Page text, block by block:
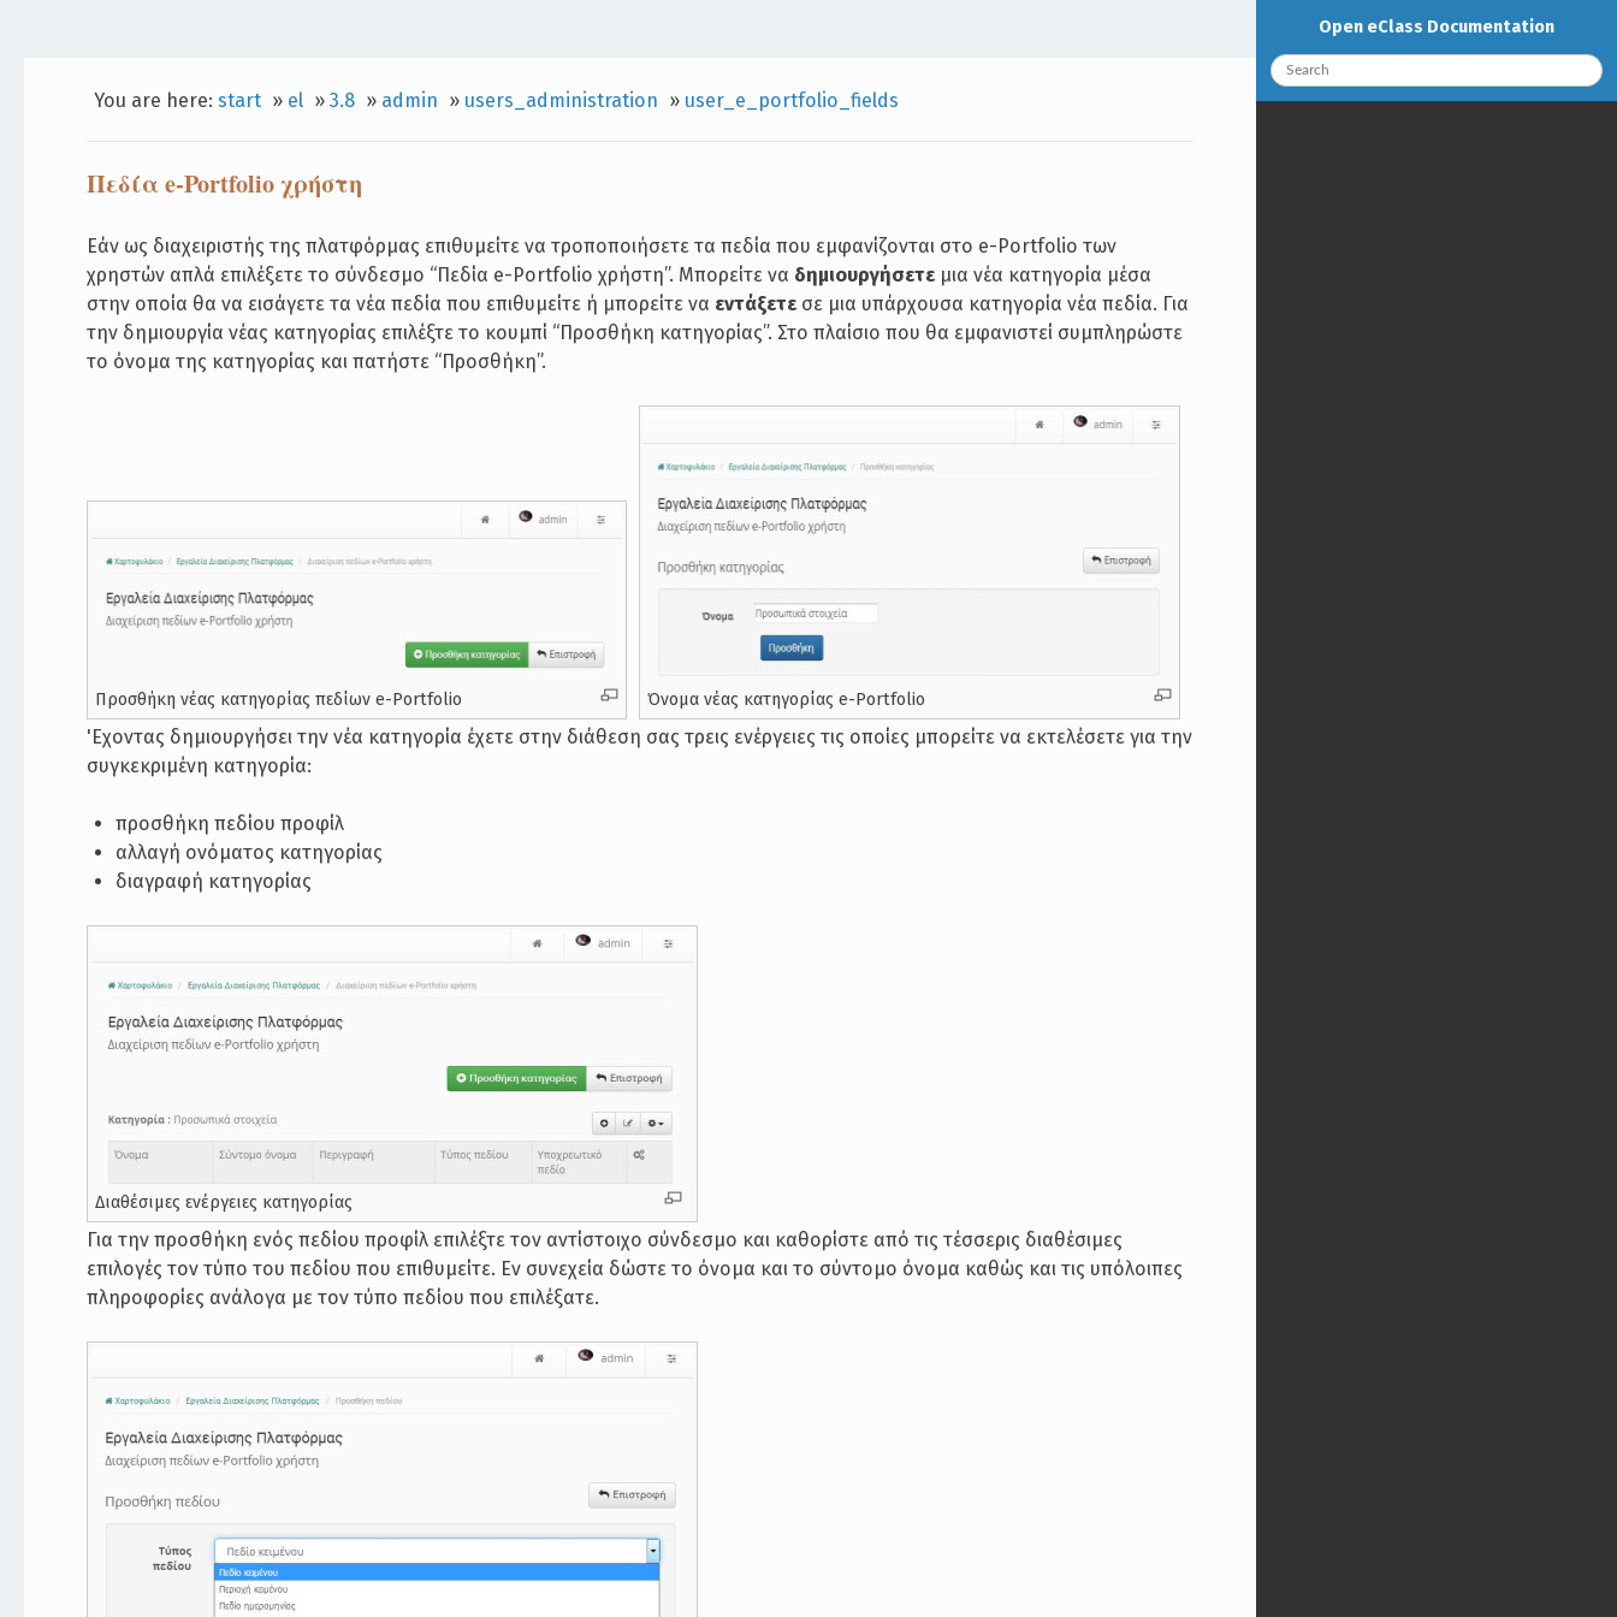
You are here: start » el » 3.8 » admin » users_administration » user_e_portfolio_fields
Πεδία e-Portfolio χρήστη
Εάν ως διαχειριστής της πλατφόρμας επιθυμείτε να τροποποιήσετε τα πεδία που εμφανίζονται στο e-Portfolio των
χρηστών απλά επιλέξετε το σύνδεσμο “Πεδία e-Portfolio χρήστη”. Μπορείτε να δημιουργήσετε μια νέα κατηγορία μέσα
στην οποία θα να εισάγετε τα νέα πεδία που επιθυμείτε ή μπορείτε να εντάξετε σε μια υπάρχουσα κατηγορία νέα πεδία. Για
την δημιουργία νέας κατηγορίας επιλέξτε το κουμπί “Προσθήκη κατηγορίας”. Στο πλαίσιο που θα εμφανιστεί συμπληρώστε
το όνομα της κατηγορίας και πατήστε “Προσθήκη”.
Προσθήκη νέας κατηγορίας πεδίων e-Portfolio Όνομα νέας κατηγορίας e-Portfolio
'Εχοντας δημιουργήσει την νέα κατηγορία έχετε στην διάθεση σας τρεις ενέργειες τις οποίες μπορείτε να εκτελέσετε για την
συγκεκριμένη κατηγορία:
προσθήκη πεδίου προφίλ
αλλαγή ονόματος κατηγορίας
διαγραφή κατηγορίας
Διαθέσιμες ενέργειες κατηγορίας
Για την προσθήκη ενός πεδίου προφίλ επιλέξτε τον αντίστοιχο σύνδεσμο και καθορίστε από τις τέσσερις διαθέσιμες
επιλογές τον τύπο του πεδίου που επιθυμείτε. Εν συνεχεία δώστε το όνομα και το σύντομο όνομα καθώς και τις υπόλοιπες
πληροφορίες ανάλογα με τον τύπο πεδίου που επιλέξατε.
Open eClass Documentation